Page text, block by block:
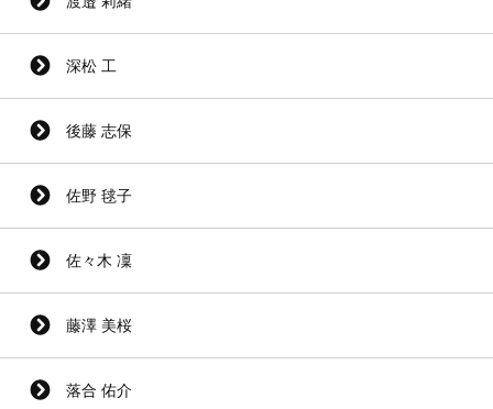
深松 工
後藤 志保
佐野 毬子
佐々木 凜
藤澤 美桜
落合 佑介